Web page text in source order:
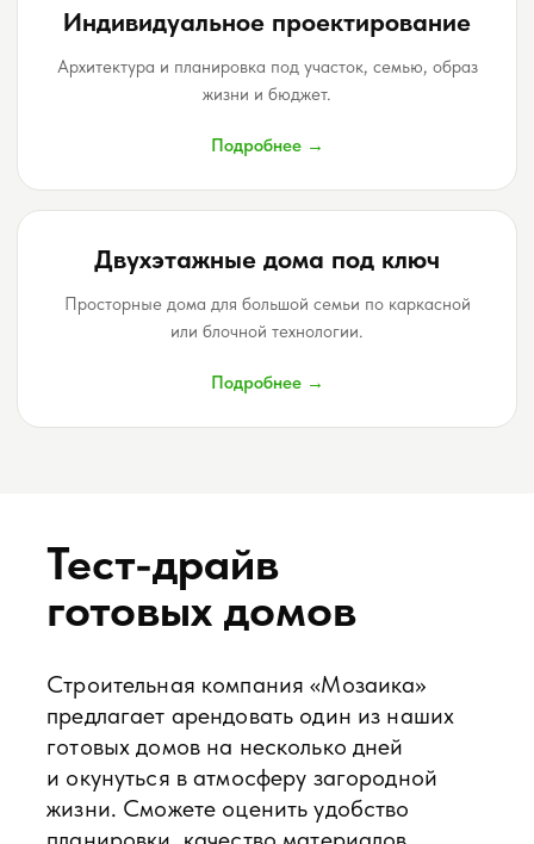
Индивидуальное проектирование
Архитектура и планировка под участок, семью, образ
жизни и бюджет.
Подробнее →
Двухэтажные дома под ключ
Просторные дома для большой семьи по каркасной
или блочной технологии.
Подробнее →
Отзывы и обзоры
наших проектов